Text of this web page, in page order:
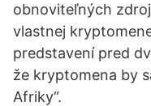
obnoviteľných
vlastnej
predstavení pred
že kryptomena by
Afriky“.